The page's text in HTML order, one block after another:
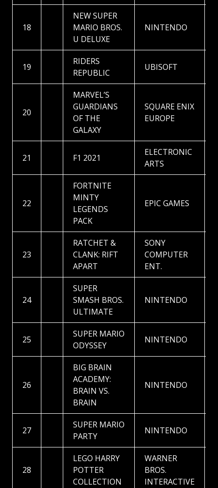
18
NEW SUPER
MARIO BROS.
U DELUXE
NINTENDO
19
RIDERS
REPUBLIC
UBISOFT
20
MARVEL’S
GUARDIANS
OF THE
GALAXY
SQUARE ENIX
EUROPE
21 F1 2021
ELECTRONIC
ARTS
22
FORTNITE
MINTY
LEGENDS
PACK
EPIC GAMES
23
RATCHET &
CLANK: RIFT
APART
SONY
COMPUTER
ENT.
24
SUPER
SMASH BROS.
ULTIMATE
NINTENDO
25
SUPER MARIO
ODYSSEY
NINTENDO
26
BIG BRAIN
ACADEMY:
BRAIN VS.
BRAIN
NINTENDO
27
SUPER MARIO
PARTY
NINTENDO
28
LEGO HARRY
POTTER
COLLECTION
WARNER
BROS.
INTERACTIVE